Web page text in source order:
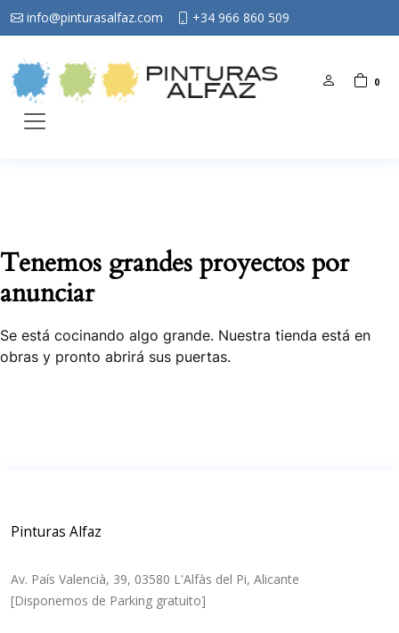
info@pinturasalfaz.com +34 966 860 509
0
Tenemos grandes proyectos por
anunciar
Se está cocinando algo grande. Nuestra tienda está en
obras y pronto abrirá sus puertas.
Pinturas Alfaz
Av. País Valencià, 39, 03580 L'Alfàs del Pi, Alicante
[Disponemos de Parking gratuito]